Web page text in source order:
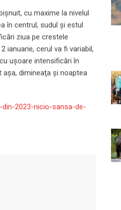
cu maxime la nivelul
în centrul, sudul şi estul
ziua pe crestele
ianuarie, cerul va fi variabil,
uşoare intensificări în
aşa, dimineaţa şi noaptea
2023-nicio-sansa-de-